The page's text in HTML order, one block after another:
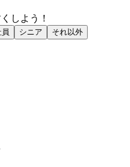
しよう！
シニア
それ以外